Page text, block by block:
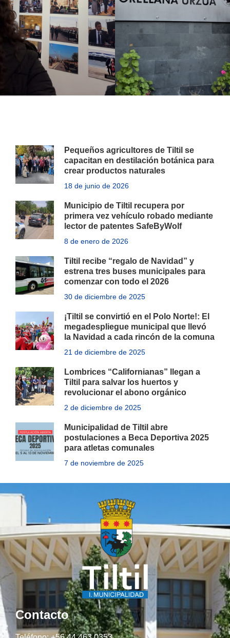
Pequeños agricultores de Tiltil se
capacitan en destilación botánica para
crear productos naturales
18 de junio de 2026
Municipio de Tiltil recupera por
primera vez vehículo robado mediante
lector de patentes SafeByWolf
8 de enero de 2026
Tiltil recibe “regalo de Navidad” y
estrena tres buses municipales para
comenzar con todo el 2026
30 de diciembre de 2025
¡Tiltil se convirtió en el Polo Norte!: El
megadespliegue municipal que llevó
la Navidad a cada rincón de la comuna
21 de diciembre de 2025
Lombrices “Californianas” llegan a
Tiltil para salvar los huertos y
revolucionar el abono orgánico
2 de diciembre de 2025
Municipalidad de Tiltil abre
postulaciones a Beca Deportiva 2025
para atletas comunales
7 de noviembre de 2025
Contacto